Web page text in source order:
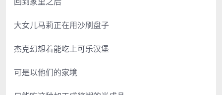
大女儿马莉正在用沙刷盘子
杰克幻想着能吃上可乐汉堡
可是以他们的家境